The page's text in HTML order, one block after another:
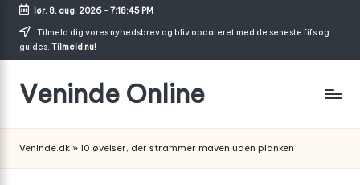
Skip
lør. 8. aug. 2026-7:18:46 PM
Tilmeld dig vores nyhedsbrev og bliv opdateret med de seneste fifs og
guides. Tilmeld nu!
Veninde Online
Veninde.dk » 10 øvelser, der strammer maven uden planken